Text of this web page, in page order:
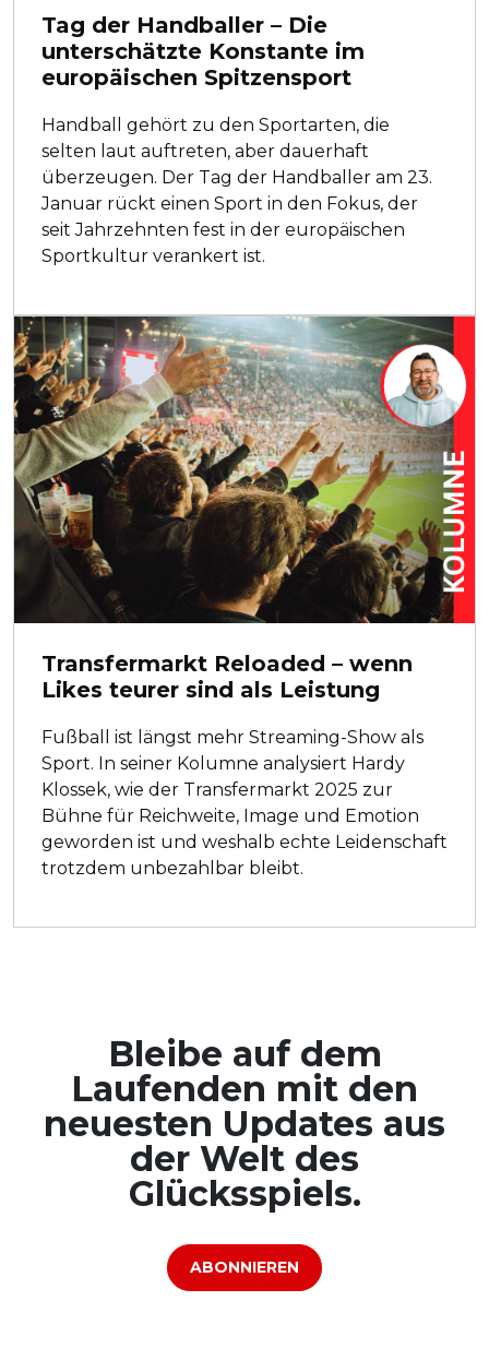
Tag der Handballer – Die
unterschätzte Konstante im
europäischen Spitzensport
Handball gehört zu den Sportarten, die
selten laut auftreten, aber dauerhaft
überzeugen. Der Tag der Handballer am 23.
Januar rückt einen Sport in den Fokus, der
seit Jahrzehnten fest in der europäischen
Sportkultur verankert ist.
Transfermarkt Reloaded – wenn
Likes teurer sind als Leistung
Fußball ist längst mehr Streaming-Show als
Sport. In seiner Kolumne analysiert Hardy
Klossek, wie der Transfermarkt 2025 zur
Bühne für Reichweite, Image und Emotion
geworden ist und weshalb echte Leidenschaft
trotzdem unbezahlbar bleibt.
Bleibe auf dem
Laufenden mit den
neuesten Updates aus
der Welt des
Glücksspiels.
ABONNIEREN